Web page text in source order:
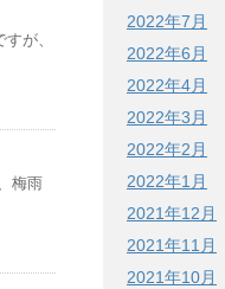
が、
梅雨
2022年7月
2022年6月
2022年4月
2022年3月
2022年2月
2022年1月
2021年12月
2021年11月
2021年10月